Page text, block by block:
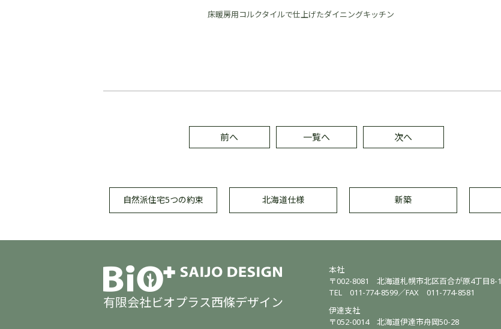
床暖房用コルクタイルで仕上げたダイニングキッチン
前へ 一覧へ 次へ
自然派住宅5つの約束 北海道仕様 新築
有限会社ビオプラス西條デザイン
本社
〒002-8081 北海道札幌市北区百合が原4丁目8-1
TEL 011-774-8599／FAX 011-774-8581
伊達支社
〒052-0014 北海道伊達市舟岡50-28